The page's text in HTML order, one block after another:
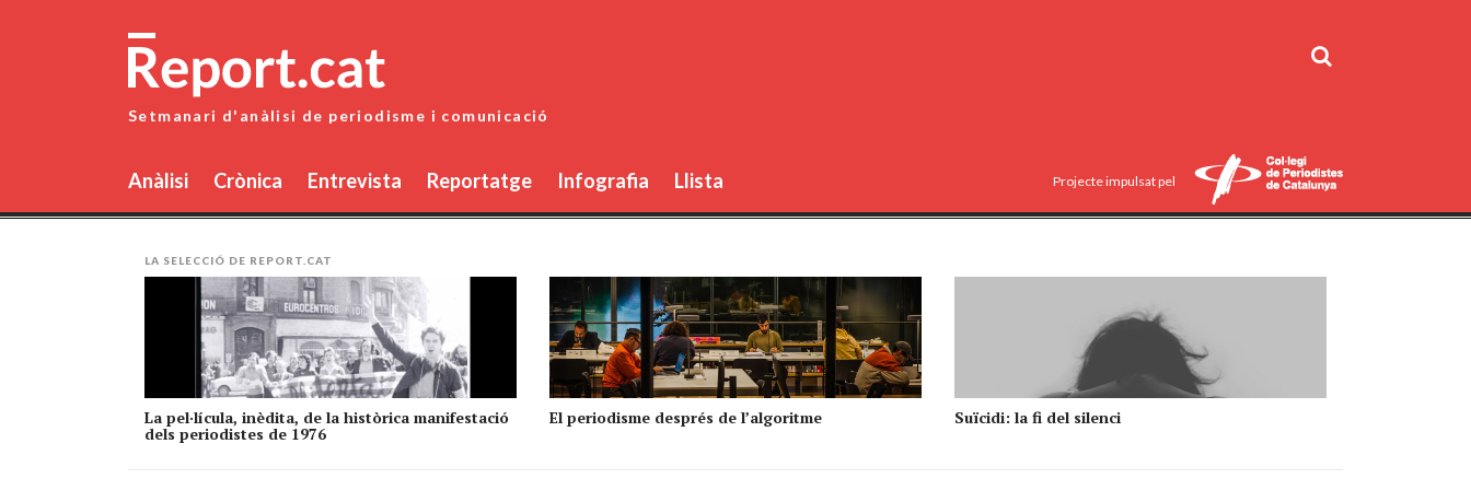
Setmanari d'anàlisi de periodisme i comunicació
Anàlisi Crònica Entrevista Reportatge Infografia Llista Projecte impulsat pel
LA SELECCIÓ DE REPORT.CAT
La pel·lícula, inèdita, de la històrica manifestació
dels periodistes de 1976
El periodisme després de l’algoritme Suïcidi: la fi del silenci